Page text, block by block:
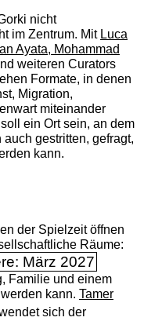
nicht
im Zentrum. Mit Luca
Ayata, Mohammad
weiteren Curators
Formate, in denen
Migration,
miteinander
ein Ort sein, an dem
gestritten, gefragt,
kann.
der Spielzeit öffnen
Räume:
März 2027
Familie und einem
kann. Tamer
sich der